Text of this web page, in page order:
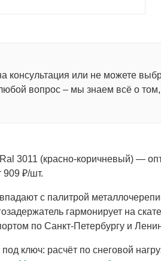
консультация или не можете
вопрос – мы знаем всё о
3011 (красно-коричневый) —
909 ₽/шт.
с палитрой
гармонирует на
по Санкт-Петербургу и
ключ: расчёт по снеговой